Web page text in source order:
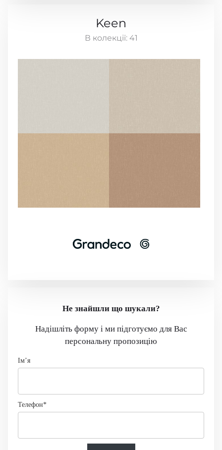
Keen
В колекції: 41
Не знайшли що шукали?
Надішліть форму і ми підготуємо для Вас
персональну пропозицію
Імʼя
Телефон*